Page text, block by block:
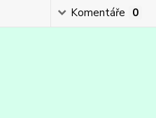
Komentáře 0